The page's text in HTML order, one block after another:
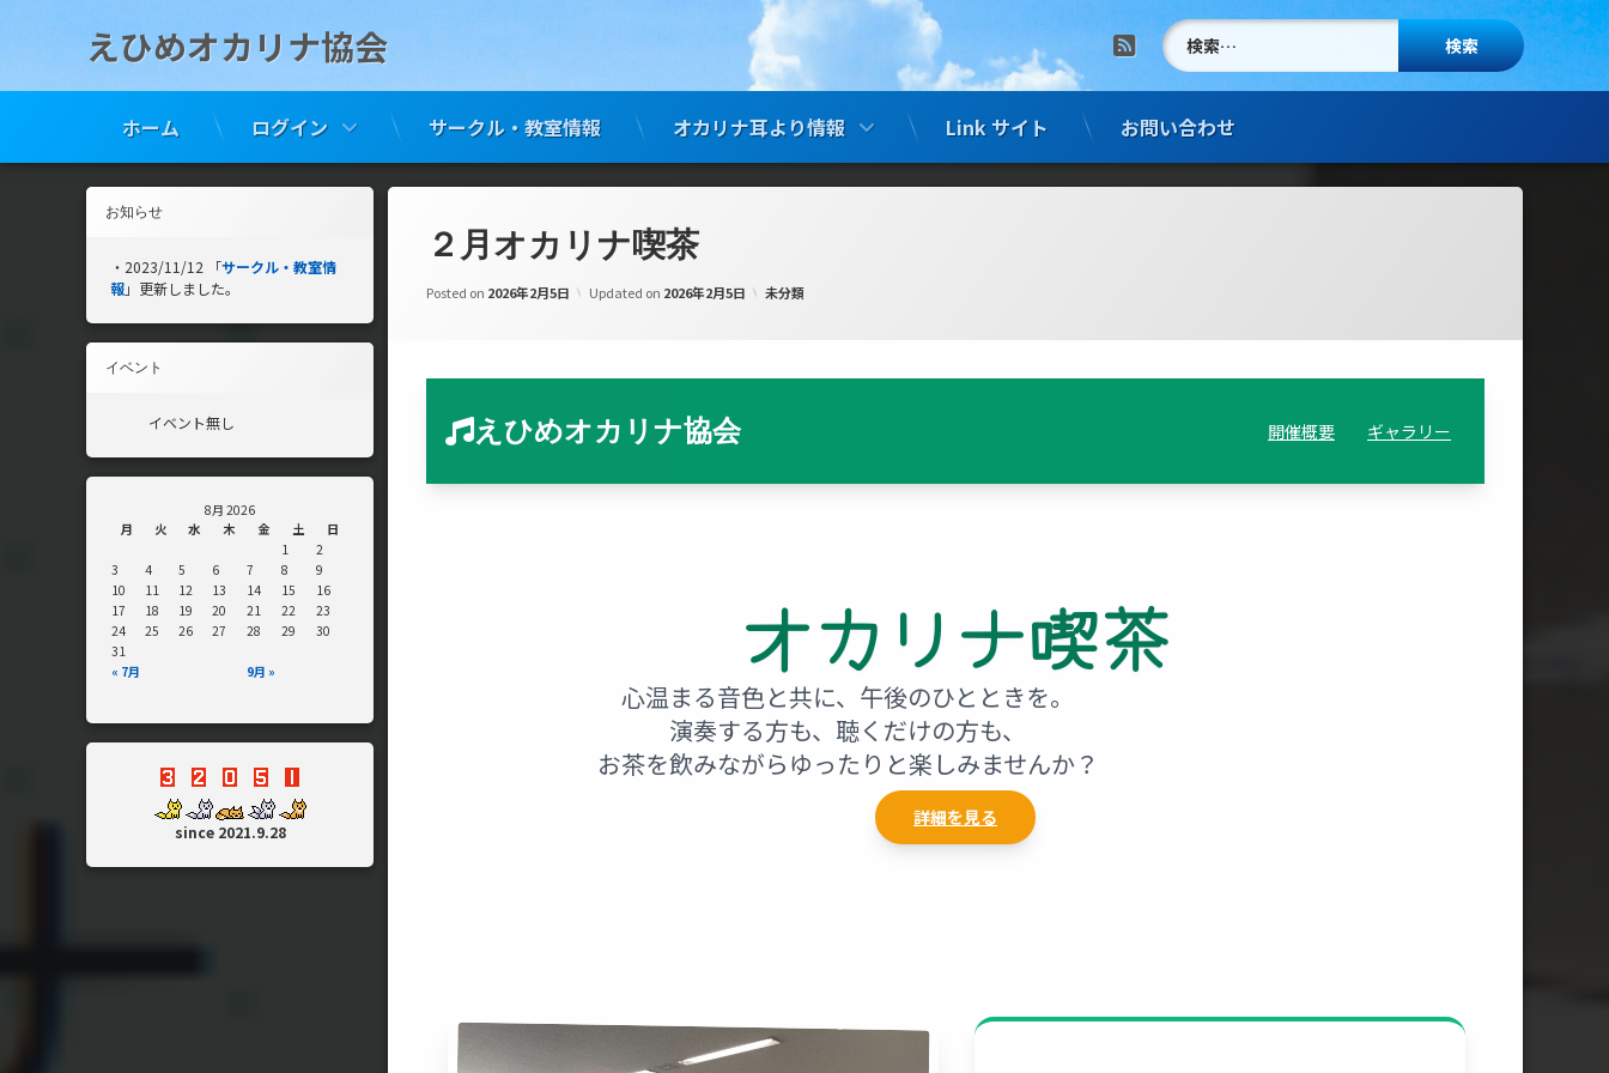
コ
えひめオカリナ協会 RSS検索:
ホーム ログイン サークル・教室情報 オカリナ耳より情報 Link サイト お問い合わせ
２月オカリナ喫茶
Posted on 2026年2月5日 Updated on 2026年2月5日 by 中島 昇平
カテゴリー:
未分類
えひめオカリナ協会 開催概要 ギャラリー
オカリナ喫茶
心温まる音色と共に、午後のひとときを。
演奏する方も、聴くだけの方も、
お茶を飲みながらゆったりと楽しみませんか？
詳細を見る
お知らせ
・2023/11/12 「サークル・教室情
報」更新しました。
イベント
イベント無し
8月 2026
月
火 水 木 金 土
日
1
2
3
4 5 6 7 8
9
10
11 12 13 14 15
16
17
18 19 20 21 22
23
24
25 26 27 28 29
30
31
« 7月
9月 »
since 2021.9.28